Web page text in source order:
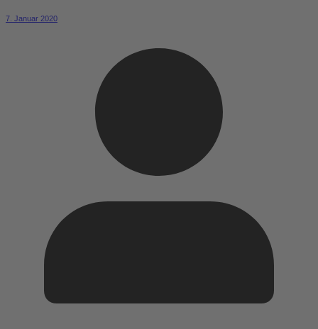
7. Januar 2020